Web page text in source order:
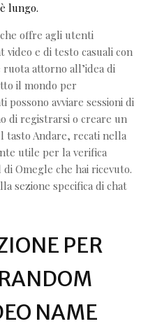
lungo.
offre agli utenti
video e di testo casuali con
attorno all’idea di
il mondo per
possono avviare sessioni di
di registrarsi o creare un
tasto Andare, recati nella
utile per la verifica
Omegle che hai ricevuto.
sezione specifica di chat
PER
NAME